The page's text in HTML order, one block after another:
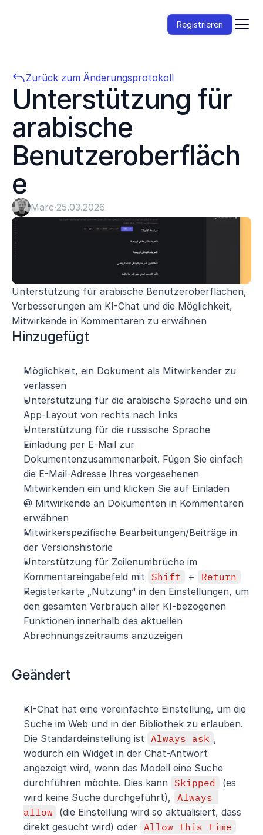
Zurück zum Änderungsprotokoll
Unterstützung für
arabische
Benutzeroberfläch
e
Marc·25.03.2026
Unterstützung für arabische Benutzeroberflächen,
Verbesserungen am KI-Chat und die Möglichkeit,
Mitwirkende in Kommentaren zu erwähnen
Hinzugefügt
Möglichkeit, ein Dokument als Mitwirkender zu
verlassen
Unterstützung für die arabische Sprache und ein
App-Layout von rechts nach links
Unterstützung für die russische Sprache
Einladung per E-Mail zur
Dokumentenzusammenarbeit. Fügen Sie einfach
die E-Mail-Adresse Ihres vorgesehenen
Mitwirkenden ein und klicken Sie auf Einladen
@ Mitwirkende an Dokumenten in Kommentaren
erwähnen
Mitwirkerspezifische Bearbeitungen/Beiträge in
der Versionshistorie
Unterstützung für Zeilenumbrüche im
Kommentareingabefeld mit Shift +
Return
Registerkarte „Nutzung“ in den Einstellungen, um
den gesamten Verbrauch aller KI-bezogenen
Funktionen innerhalb des aktuellen
Abrechnungszeitraums anzuzeigen
Geändert
KI-Chat hat eine vereinfachte Einstellung, um die
Suche im Web und in der Bibliothek zu erlauben.
Die Standardeinstellung ist Always ask ,
wodurch ein Widget in der Chat-Antwort
angezeigt wird, wenn das Modell eine Suche
durchführen möchte. Dies kann
Skipped
(es
wird keine Suche durchgeführt),
Always
allow
(die Einstellung wird so aktualisiert, dass
direkt gesucht wird) oder Allow this time
Registrieren